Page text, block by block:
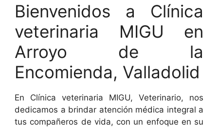
Bienvenidos a Clínica
veterinaria MIGU en
Arroyo de la
Encomienda, Valladolid
En Clínica veterinaria MIGU, Veterinario, nos
dedicamos a brindar atención médica integral a
tus compañeros de vida, con un enfoque en su